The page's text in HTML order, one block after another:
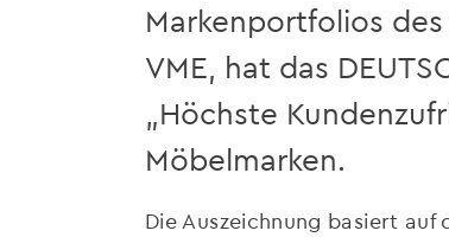
Markenportfolios
VME, hat das
„Höchste
Möbelmarken.
Die Auszeichnung basiert auf